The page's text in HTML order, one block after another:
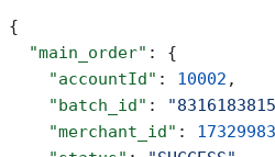
{
  "main_order"
: {
    "accountId"
: 10002 ,
    "batch_id"
:
    "merchant_id"
: 17329983